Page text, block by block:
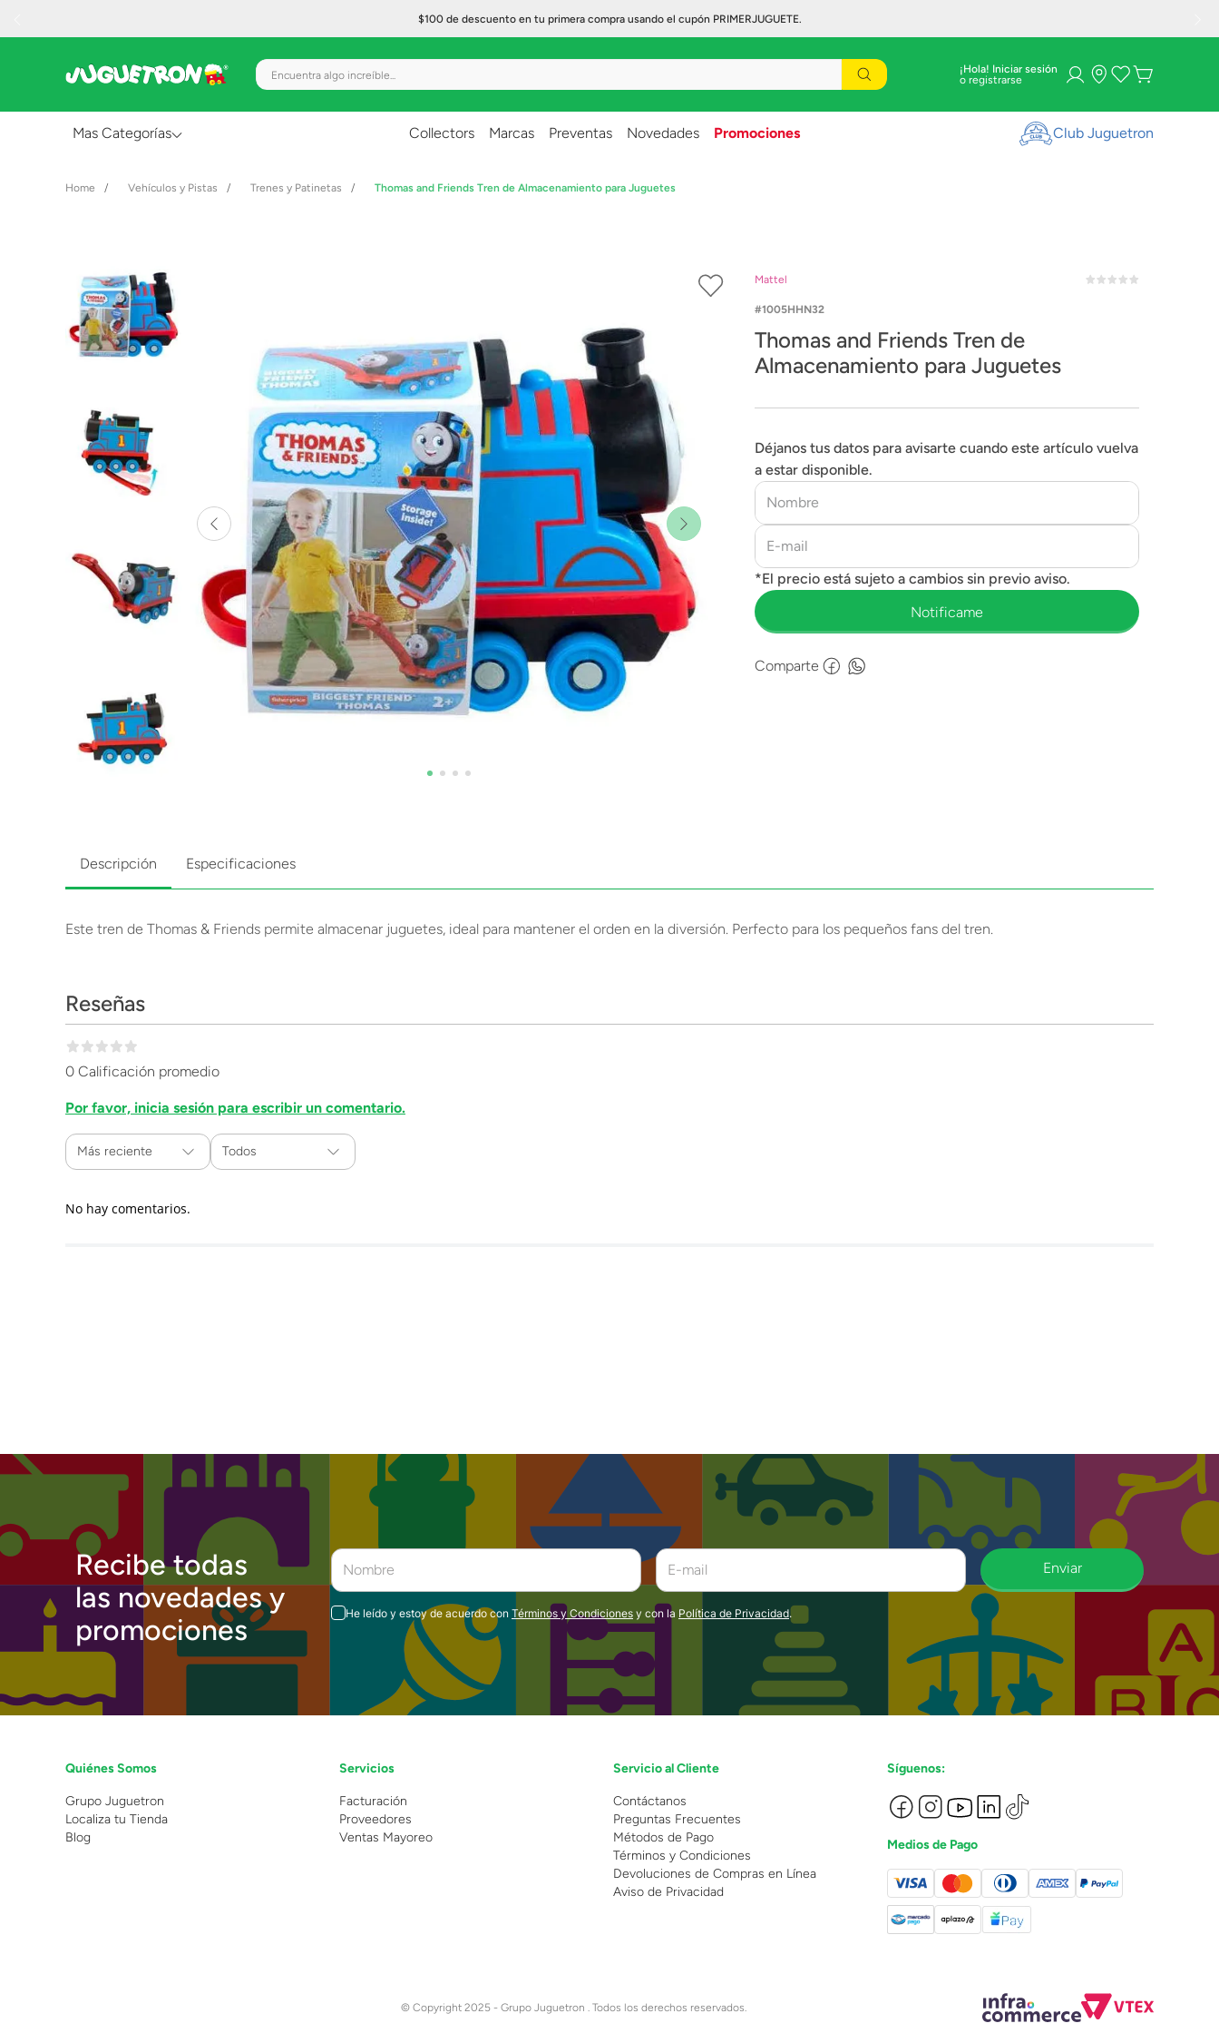
$100 de descuento en tu primera compra usando el cupón PRIMERJUGUETE.
Encuentra algo increíble... ¡Hola! Iniciar sesión
Mas Categorías
Creatividad y Arte
Figuras de Acción
Gadgets y Electrónicos
Lanzadores
Muñecas
Construcción
Vehículos y Pistas
Collectors Marcas Preventas Novedades Promociones Club Juguetron
Vehículos y Pistas Trenes y Patinetas Thomas and Friends Tren de Almacenamiento para Juguetes
Mattel
1005HHN32
Thomas and Friends Tren de
Almacenamiento para Juguetes
Déjanos tus datos para avisarte cuando este artículo vuelva
a estar disponible.
Comparte
Descripción Especificaciones
Este tren de Thomas & Friends permite almacenar juguetes, ideal para mantener el orden en la diversión. Perfecto para los pequeños fans del tren.
Reseñas
0 Calificación promedio
Por favor, inicia sesión para escribir un comentario.
Más reciente Todos
No hay comentarios.
Recibe todas
las novedades y
promociones
Enviar
He leído y estoy de acuerdo con Términos y Condiciones y con la Política de Privacidad.
Quiénes Somos
Grupo Juguetron
Localiza tu Tienda
Blog
Servicios
Facturación
Proveedores
Ventas Mayoreo
Servicio al Cliente
Contáctanos
Preguntas Frecuentes
Métodos de Pago
Términos y Condiciones
Devoluciones de Compras en Línea
Aviso de Privacidad
Síguenos:
Medios de Pago
© Copyright 2025 - Grupo Juguetron . Todos los derechos reservados.